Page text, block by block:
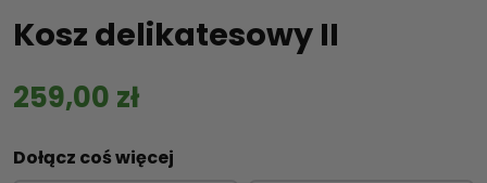
Kosz delikatesowy II
259,00 zł
Dołącz coś więcej